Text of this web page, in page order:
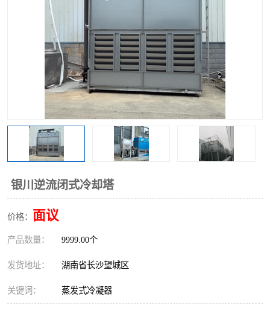
银川逆流闭式冷却塔
价格： 面议
产品数量： 9999.00个
发货地址： 湖南省长沙望城区
关键词： 蒸发式冷凝器